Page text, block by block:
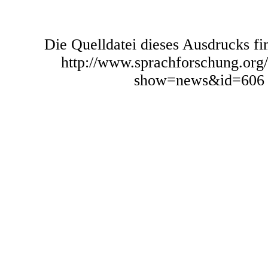
Die Quelldatei dieses Ausdrucks
http://
show=news&id=606